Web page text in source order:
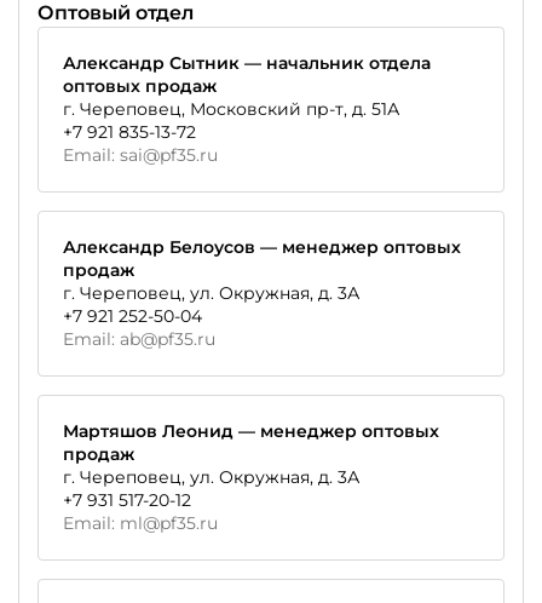
Оптовый отдел
Александр Сытник — начальник отдела
оптовых продаж
г. Череповец, Московский пр-т, д. 51А
+7 921 835-13-72
Email: sai@pf35.ru
Александр Белоусов — менеджер оптовых
продаж
г. Череповец, ул. Окружная, д. 3А
+7 921 252-50-04
Email: ab@pf35.ru
Мартяшов Леонид — менеджер оптовых
продаж
г. Череповец, ул. Окружная, д. 3А
+7 931 517-20-12
Email: ml@pf35.ru